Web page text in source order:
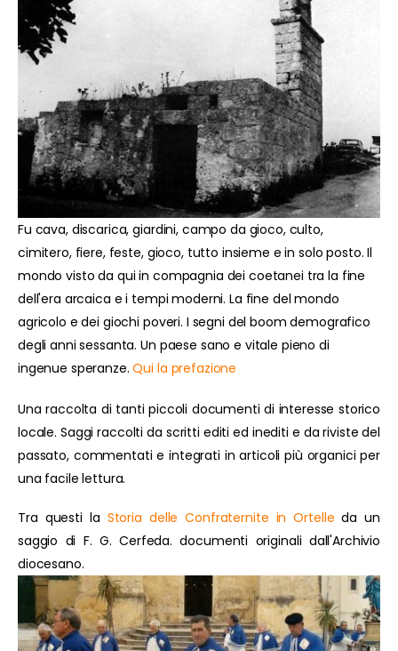
Fu cava, discarica, giardini, campo da gioco, culto,
cimitero, fiere, feste, gioco, tutto insieme e in solo posto. Il
mondo visto da qui in compagnia dei coetanei tra la fine
dell'era arcaica e i tempi moderni. La fine del mondo
agricolo e dei giochi poveri. I segni del boom demografico
degli anni sessanta. Un paese sano e vitale pieno di
ingenue speranze.Qui la prefazione
Una raccolta di tanti piccoli documenti di interesse storico
locale. Saggi raccolti da scritti editi ed inediti e da riviste del
passato, commentati e integrati in articoli più organici per
una facile lettura.
Tra questi la Storia delle Confraternite in Ortelle da un
saggio di F. G. Cerfeda. documenti originali dall'Archivio
diocesano.